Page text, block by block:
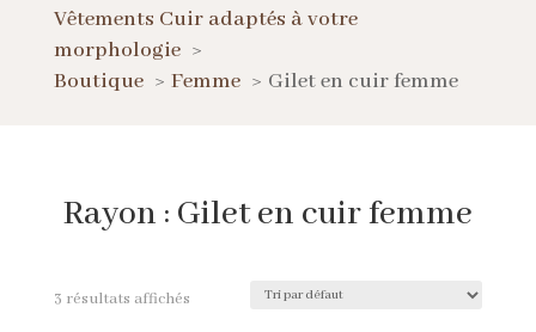
Vêtements Cuir adaptés à votre
morphologie
Boutique
Femme Gilet en cuir femme
Rayon : Gilet en cuir femme
3 résultats affichés